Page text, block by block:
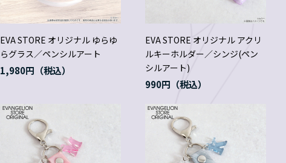
EVA STORE オリジナル ゆらゆ
らグラス／ペンシルアート
1,980円
EVA STORE オリジナル アクリ
ルキーホルダー／シンジ(ペン
シルアート)
990円